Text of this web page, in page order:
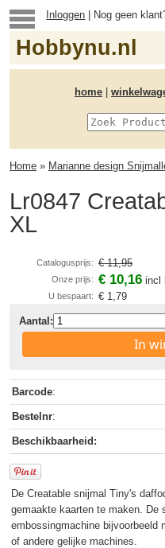
Inloggen | Nog geen
Hobbynu.nl
home
Home » Marianne design
Lr0847
XL
Catalogusprijs: € 11,95
Onze prijs: € 10,16 incl
U bespaart: € 1,79
Aantal:
In
Barcode:
Bestelnr:
Beschikbaarheid:
De Creatable snijmal Tiny's
gemaakte kaarten te maken. De
embossingmachine bijvoorbeeld
of andere gelijke machines.